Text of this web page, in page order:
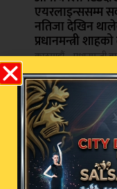
एयरलाइन्ससम्म
नतिजा देखिन
प्रधानमन्त्री
काठमाडौं – प्रधानमन्त्री
सुरुदेखि नै राष्ट्रिय उद्योग